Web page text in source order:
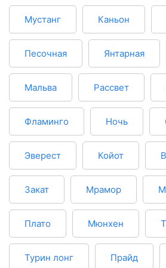
Мустанг Каньон
Песочная Янтарная
Мальва Рассвет
Фламинго Ночь
Эверест Койот
Закат Мрамор
Плато Мюнхен
Турин лонг Прайд